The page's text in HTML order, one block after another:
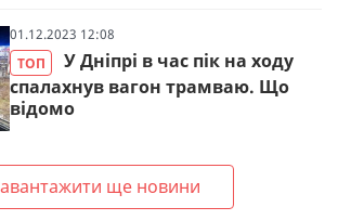
01.12.2023 12:08
ТОП
У Дніпрі в час пік на ходу
спалахнув вагон трамваю. Що
відомо
ще новини